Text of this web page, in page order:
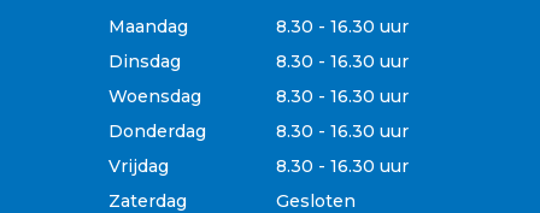
Maandag
8.30 - 16.30 uur
Dinsdag
8.30 - 16.30 uur
Woensdag
8.30 - 16.30 uur
Donderdag
8.30 - 16.30 uur
Vrijdag
8.30 - 16.30 uur
Zaterdag
Gesloten